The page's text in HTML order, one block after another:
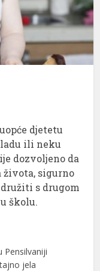
djetetu
ili neku
dozvoljeno da
života, sigurno
s drugom
školu.
Pensilvaniji
jela